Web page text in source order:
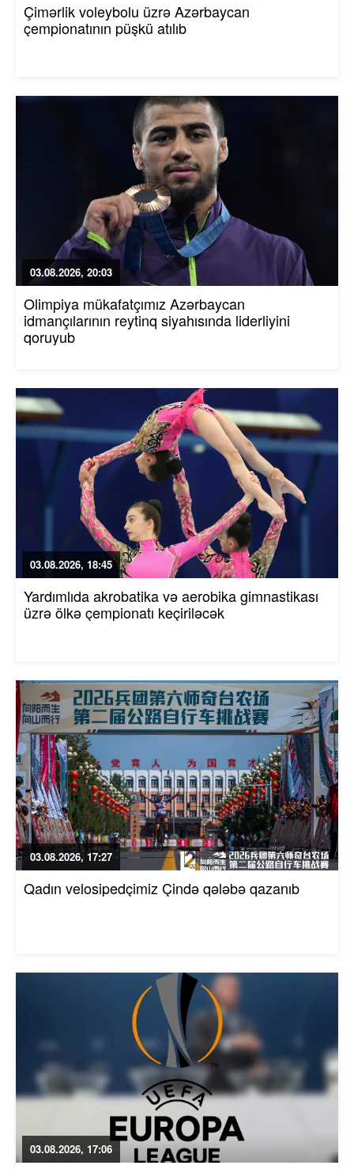
Çimərlik voleybolu üzrə Azərbaycan
çempionatının püşkü atılıb
03.08.2026, 20:03
Olimpiya mükafatçımız Azərbaycan
idmançılarının reytinq siyahısında liderliyini
qoruyub
03.08.2026, 18:45
Yardımlıda akrobatika və aerobika gimnastikası
üzrə ölkə çempionatı keçiriləcək
03.08.2026, 17:27
Qadın velosipedçimiz Çində qələbə qazanıb
03.08.2026, 17:06